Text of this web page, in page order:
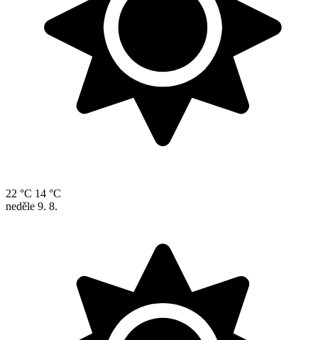
22 °C 14 °C
neděle 9. 8.